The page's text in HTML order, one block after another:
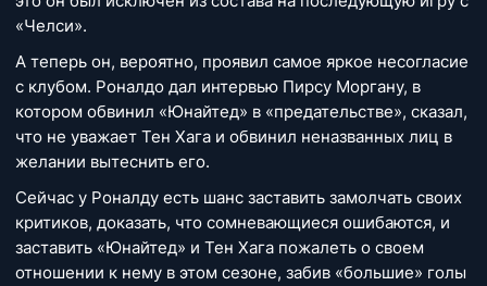
«Челси».
А теперь он, вероятно, проявил самое яркое несогласие
с клубом. Роналдо дал интервью Пирсу Моргану, в
котором обвинил «Юнайтед» в «предательстве», сказал,
что не уважает Тен Хага и обвинил неназванных лиц в
желании вытеснить его.
Сейчас у Роналду есть шанс заставить замолчать своих
критиков, доказать, что сомневающиеся ошибаются, и
заставить «Юнайтед» и Тен Хага пожалеть о своем
отношении к нему в этом сезоне, забив «большие» голы